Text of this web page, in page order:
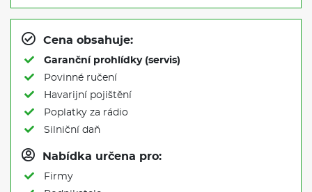
Cena obsahuje:
Garanční prohlídky (servis)
Povinné ručení
Havarijní pojištění
Poplatky za rádio
Silniční daň
Nabídka určena pro:
Firmy